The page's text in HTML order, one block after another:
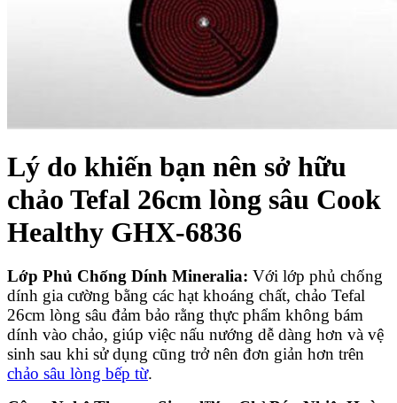
Lý do khiến bạn nên sở hữu
chảo Tefal 26cm lòng sâu Cook
Healthy GHX-6836
Lớp Phủ Chống Dính Mineralia: Với lớp phủ chống
dính gia cường bằng các hạt khoáng chất, chảo Tefal
26cm lòng sâu đảm bảo rằng thực phẩm không bám
dính vào chảo, giúp việc nấu nướng dễ dàng hơn và vệ
sinh sau khi sử dụng cũng trở nên đơn giản hơn trên
chảo sâu lòng bếp từ.